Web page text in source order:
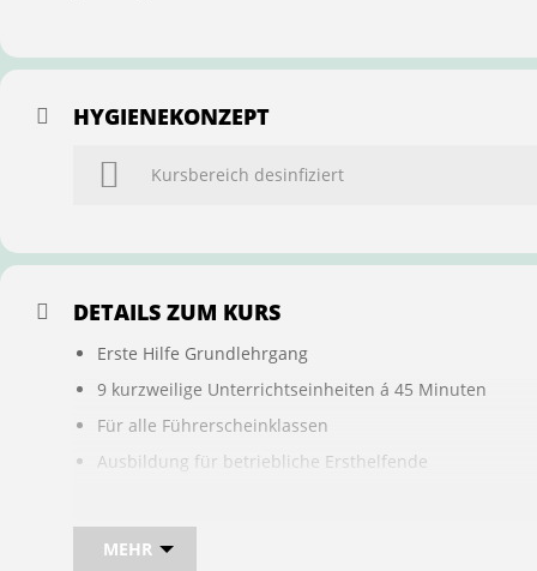
HYGIENEKONZEPT
Kursbereich desinfiziert
DETAILS ZUM KURS
Erste Hilfe Grundlehrgang
9 kurzweilige Unterrichtseinheiten á 45 Minuten
Für alle Führerscheinklassen
Ausbildung für betriebliche Ersthelfende
Bei sam kannst du direkt im Kurs auch gleich, den für
MEHR